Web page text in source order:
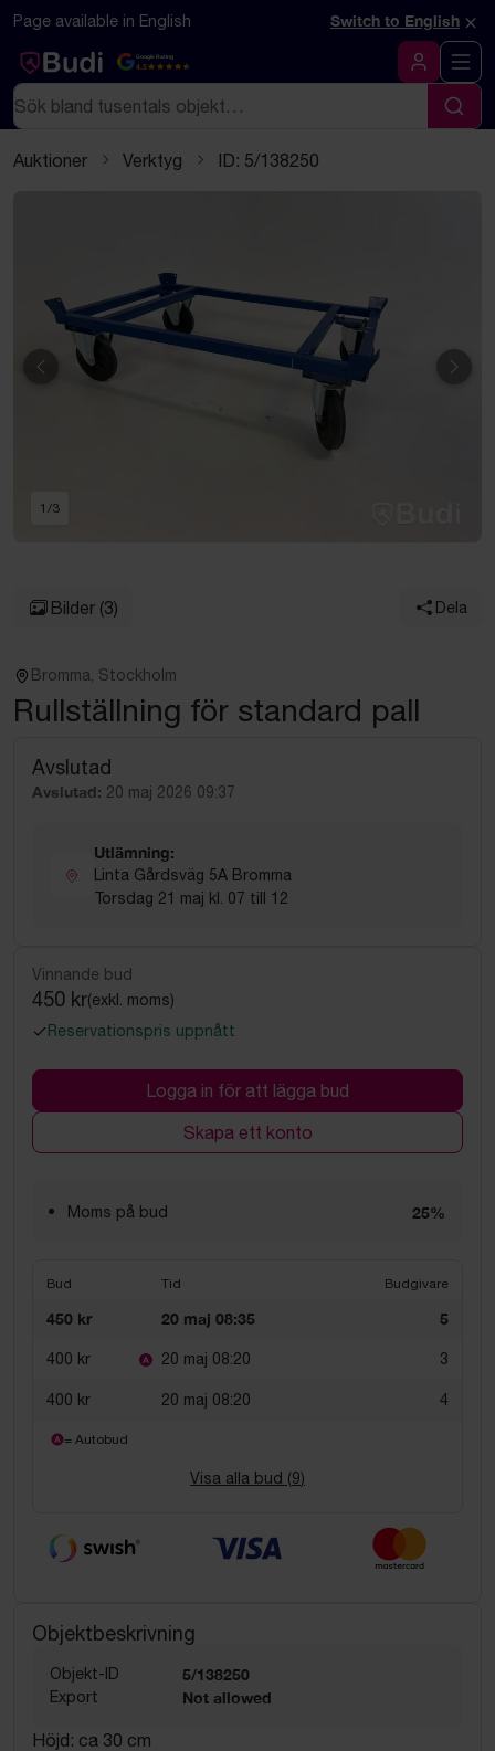
Hoppa till innehåll
Textbaserad (markdown) version av denna sida
Page available in English Switch to English ×
Google Rating
4.5
Logga in
Sök
Sök
Auktioner Verktyg ID: 5/138250
Föregående
1 /3
Bilder (3) Dela
Bromma, Stockholm
Rullställning för standard pall
Avslutad
Avslutad: 20 maj 2026 09:37
Utlämning:
Linta Gårdsväg 5A Bromma
Torsdag 21 maj kl. 07 till 12
Vinnande bud
450 kr(exkl. moms)
Reservationspris uppnått
Logga in för att lägga bud
Skapa ett konto
Moms på bud 25%
Bud Tid Budgivare
450 kr 20 maj 08:35 5
400 kr 20 maj 08:20 3
400 kr 20 maj 08:20 4
= Autobud
Visa alla bud (9)
Objektbeskrivning
Objekt-ID 5/138250
Export Not allowed
Höjd: ca 30 cm